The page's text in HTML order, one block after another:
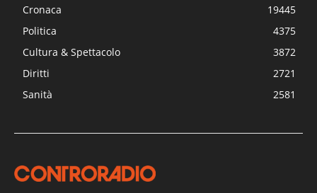
Cronaca
19445
Politica
4375
Cultura & Spettacolo
3872
Diritti
2721
Sanità
2581